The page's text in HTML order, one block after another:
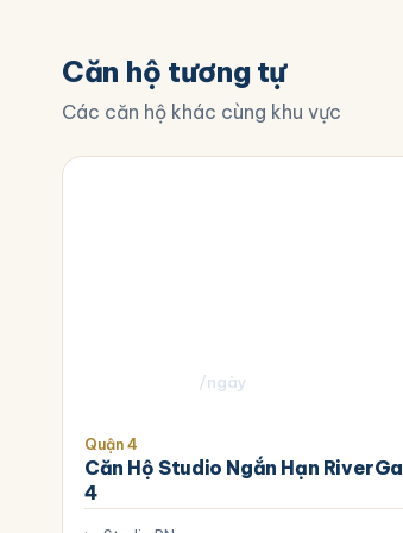
Căn hộ tương tự
Các căn hộ khác cùng khu vực
/ngày
Quận 4
Căn Hộ Studio Ngắn Hạn
4